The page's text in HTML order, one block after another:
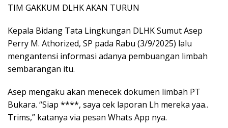
TIM GAKKUM DLHK AKAN TURUN
Kepala Bidang Tata Lingkungan DLHK Sumut Asep
Perry M. Athorized, SP pada Rabu (3/9/2025) lalu
mengantensi informasi adanya pembuangan limbah
sembarangan itu.
Asep mengaku akan menecek dokumen limbah PT
Bukara. “Siap ****, saya cek laporan Lh mereka yaa..
Trims,” katanya via pesan Whats App nya.